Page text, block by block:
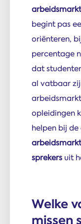
begint pas
oriënteren,
percentage
dat
al vatbaar
opleidingen
helpen bij
sprekers uit
Welke
missen